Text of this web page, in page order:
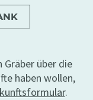
Gräber über die
haben wollen,
.